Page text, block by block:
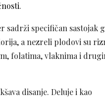
.
sadrži specifičan sastojak
a nezreli plodovi su
folatima, vlaknima i
disanje. Deluje i kao